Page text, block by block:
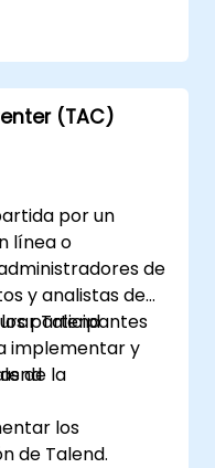
(TAC)
por un
línea o
de
y analistas de
Talend
implementar y
de la
participantes
los
de Talend.